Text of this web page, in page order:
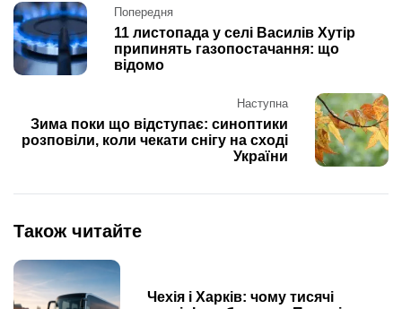
Post
navigation
Попередня
11 листопада у селі Василів Хутір
припинять газопостачання: що
відомо
Наступна
Зима поки що відступає: синоптики
розповіли, коли чекати снігу на сході
України
Також читайте
Чехія і Харків: чому тисячі